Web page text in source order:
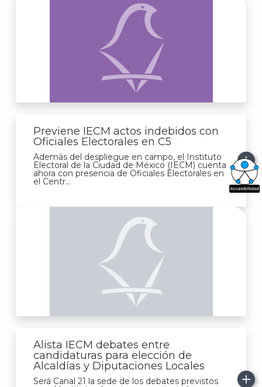
Previene IECM actos indebidos con
Oficiales Electorales en C5
Además del despliegue en campo, el Instituto
Electoral de la Ciudad de México (IECM) cuenta
ahora con presencia de Oficiales Electorales en
el Centr...
Alista IECM debates entre
candidaturas para elección de
Alcaldías y Diputaciones Locales
Será Canal 21 la sede de los debates previstos